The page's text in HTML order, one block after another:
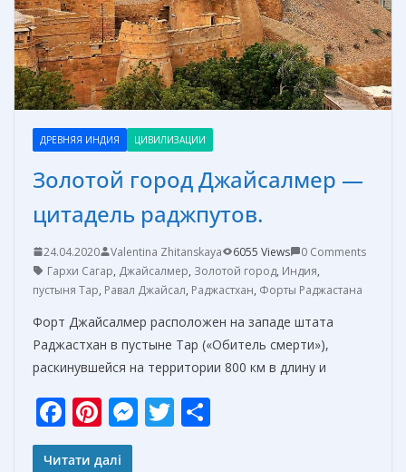
ДРЕВНЯЯ ИНДИЯ ЦИВИЛИЗАЦИИ
Золотой город Джайсалмер —
цитадель раджпутов.
24.04.2020 Valentina Zhitanskaya 6055 Views
0 Comments
Гархи Сагар, Джайсалмер, Золотой город, Индия,
пустыня Тар, Равал Джайсал, Раджастхан, Форты Раджастана
Форт Джайсалмер расположен на западе штата
Раджастхан в пустыне Тар («Обитель смерти»),
раскинувшейся на территории 800 км в длину и
F
ac
Pi
nt
M T
Читати далі